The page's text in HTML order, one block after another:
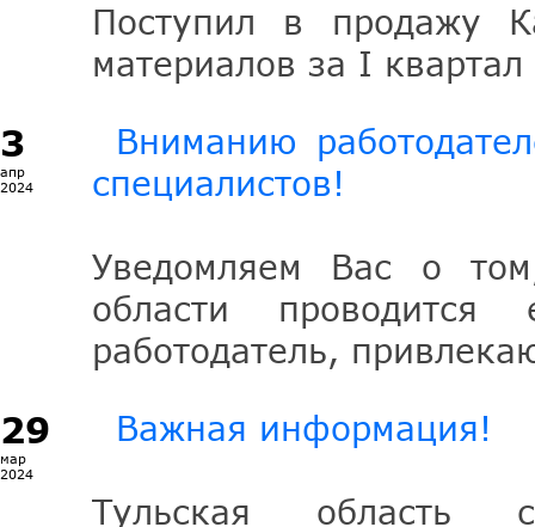
Поступил в продажу
материалов за I
3
апр
2024
Вниманию
специалистов!
Уведомляем Вас о
области
работодатель,
29
мар
2024
Важная информация!
Тульская область